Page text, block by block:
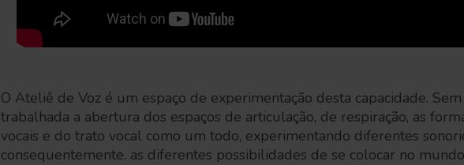
O Ateliê de Voz é um espaço de experimentação desta capacidade.
trabalhada a abertura dos espaços de articulação, de respiração, as
vocais e do trato vocal como um todo, experimentando diferentes
consequentemente, as diferentes possibilidades de se colocar no